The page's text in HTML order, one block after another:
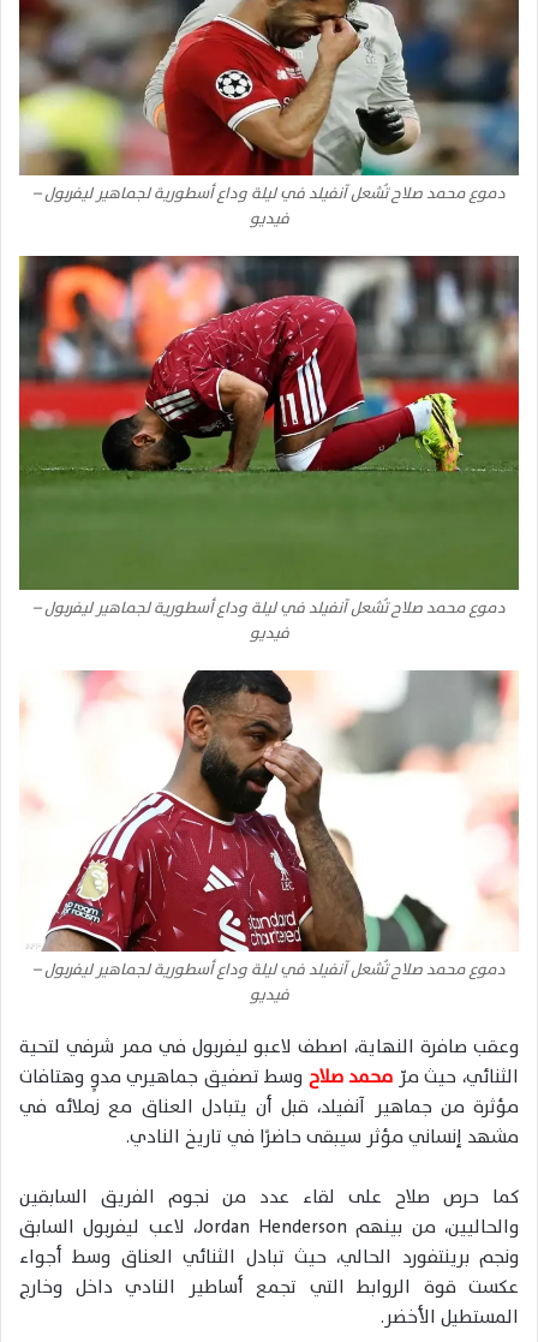
دموع محمد صلاح تُشعل آنفيلد في ليلة وداع أسطورية لجماهير ليفربول –
فيديو
دموع محمد صلاح تُشعل آنفيلد في ليلة وداع أسطورية لجماهير ليفربول –
فيديو
دموع محمد صلاح تُشعل آنفيلد في ليلة وداع أسطورية لجماهير ليفربول –
فيديو
وعقب صافرة النهاية، اصطف لاعبو ليفربول في ممر شرفي لتحية
الثنائي، حيث مرّ محمد صلاح وسط تصفيق جماهيري مدوٍ وهتافات
مؤثرة من جماهير آنفيلد، قبل أن يتبادل العناق مع زملائه في
مشهد إنساني مؤثر سيبقى حاضرًا في تاريخ النادي.
كما حرص صلاح على لقاء عدد من نجوم الفريق السابقين
والحاليين، من بينهم Jordan Henderson، لاعب ليفربول السابق
ونجم برينتفورد الحالي، حيث تبادل الثنائي العناق وسط أجواء
عكست قوة الروابط التي تجمع أساطير النادي داخل وخارج
المستطيل الأخضر.